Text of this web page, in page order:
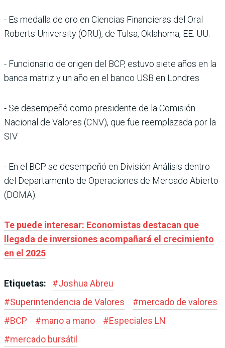
- Es medalla de oro en Ciencias Financieras del Oral
Roberts University (ORU), de Tulsa, Oklahoma, EE. UU.
- Funcionario de origen del BCP, estuvo siete años en la
banca matriz y un año en el banco USB en Londres
- Se desempeñó como presidente de la Comisión
Nacional de Valores (CNV), que fue reemplazada por la
SIV
- En el BCP se desempeñó en División Análisis dentro
del Departamento de Operaciones de Mercado Abierto
(DOMA).
Te puede interesar: Economistas destacan que
llegada de inversiones acompañará el crecimiento
en el 2025
Etiquetas: #Joshua Abreu
#Superintendencia de Valores #mercado de valores
#BCP #mano a mano #Especiales LN
#mercado bursátil